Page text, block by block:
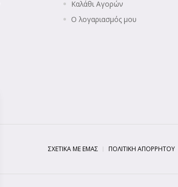
Καλάθι Αγορών
Ο λογαριασμός μου
ΣΧΕΤΙΚΆ ΜΕ ΕΜΆΣ ΠΟΛΙΤΙΚΉ ΑΠΟΡΡΉΤΟΥ